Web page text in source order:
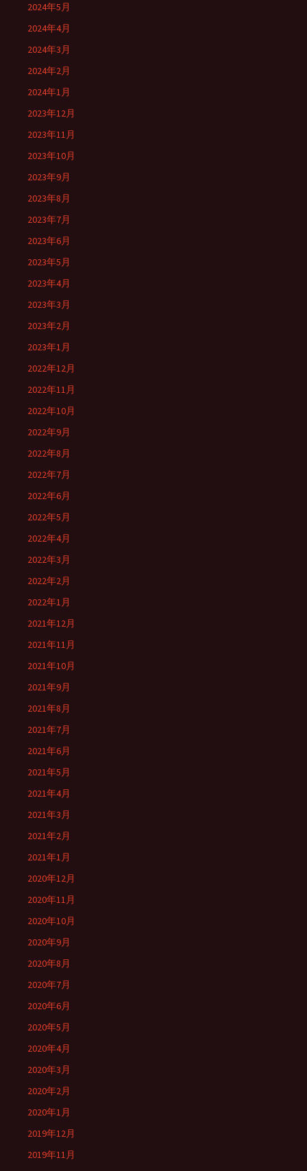
2024年5月
2024年4月
2024年3月
2024年2月
2024年1月
2023年12月
2023年11月
2023年10月
2023年9月
2023年8月
2023年7月
2023年6月
2023年5月
2023年4月
2023年3月
2023年2月
2023年1月
2022年12月
2022年11月
2022年10月
2022年9月
2022年8月
2022年7月
2022年6月
2022年5月
2022年4月
2022年3月
2022年2月
2022年1月
2021年12月
2021年11月
2021年10月
2021年9月
2021年8月
2021年7月
2021年6月
2021年5月
2021年4月
2021年3月
2021年2月
2021年1月
2020年12月
2020年11月
2020年10月
2020年9月
2020年8月
2020年7月
2020年6月
2020年5月
2020年4月
2020年3月
2020年2月
2020年1月
2019年12月
2019年11月